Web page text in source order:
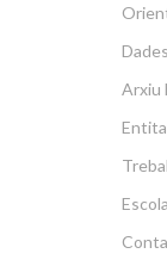
Arxiu